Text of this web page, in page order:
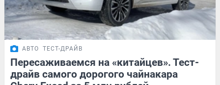
АВТО ТЕСТ-ДРАЙВ
Пересаживаемся на «китайцев». Тест-
драйв самого дорогого чайнакара